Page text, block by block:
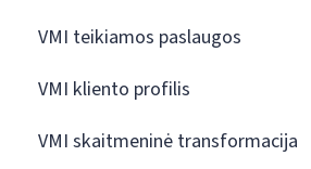
VMI teikiamos paslaugos
VMI kliento profilis
VMI skaitmeninė transformacija